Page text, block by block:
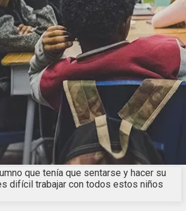
que tenía que sentarse y hacer su
difícil trabajar con todos estos niños